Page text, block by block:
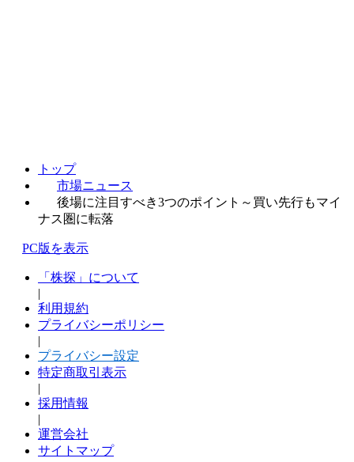
トップ
市場ニュース
後場に注目すべき3つのポイント～買い先行もマイ
ナス圏に転落
PC版を表示
「株探」について
|
利用規約
プライバシーポリシー
|
プライバシー設定
特定商取引表示
|
採用情報
|
運営会社
サイトマップ